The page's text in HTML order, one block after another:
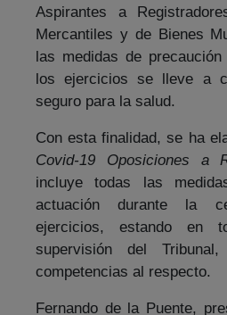
Aspirantes a
Mercantiles y de Bienes
las medidas de
los ejercicios se lleve a
seguro para la salud.
Con esta finalidad, se ha
Covid-19 Oposiciones a
incluye todas las
actuación durante la
ejercicios, estando en
supervisión del
competencias al respecto.
Fernando de la Puente,